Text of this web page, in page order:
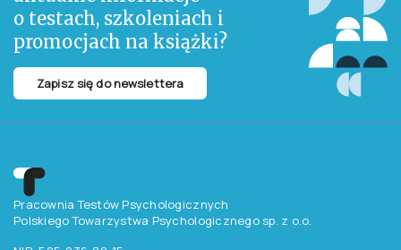
o testach, szkoleniach i
promocjach na książki?
Zapisz się do newslettera
Pracownia Testów Psychologicznych
Polskiego Towarzystwa Psychologicznego sp. z o.o.